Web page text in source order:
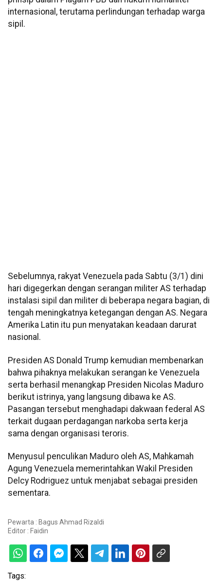
internasional, terutama perlindungan terhadap warga
sipil.
Sebelumnya, rakyat Venezuela pada Sabtu (3/1) dini
hari digegerkan dengan serangan militer AS terhadap
instalasi sipil dan militer di beberapa negara bagian, di
tengah meningkatnya ketegangan dengan AS. Negara
Amerika Latin itu pun menyatakan keadaan darurat
nasional.
Presiden AS Donald Trump kemudian membenarkan
bahwa pihaknya melakukan serangan ke Venezuela
serta berhasil menangkap Presiden Nicolas Maduro
berikut istrinya, yang langsung dibawa ke AS.
Pasangan tersebut menghadapi dakwaan federal AS
terkait dugaan perdagangan narkoba serta kerja
sama dengan organisasi teroris.
Menyusul penculikan Maduro oleh AS, Mahkamah
Agung Venezuela memerintahkan Wakil Presiden
Delcy Rodriguez untuk menjabat sebagai presiden
sementara.
Pewarta : Bagus Ahmad Rizaldi
Editor : Faidin
Tags: